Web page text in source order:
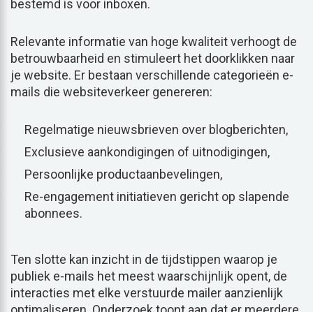
bestemd is voor inboxen.
Relevante informatie van hoge kwaliteit verhoogt de
betrouwbaarheid en stimuleert het doorklikken naar
je website. Er bestaan verschillende categorieën e-
mails die websiteverkeer genereren:
Regelmatige nieuwsbrieven over blogberichten,
Exclusieve aankondigingen of uitnodigingen,
Persoonlijke productaanbevelingen,
Re-engagement initiatieven gericht op slapende
abonnees.
Ten slotte kan inzicht in de tijdstippen waarop je
publiek e-mails het meest waarschijnlijk opent, de
interacties met elke verstuurde mailer aanzienlijk